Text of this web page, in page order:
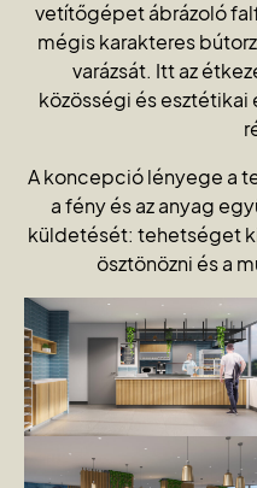
vetítőgépet ábrázoló
mégis karakteres
varázsát. Itt az
közösségi és esztétikai
A koncepció lényege a
a fény és az anyag
küldetését: tehetséget
ösztönözni és a